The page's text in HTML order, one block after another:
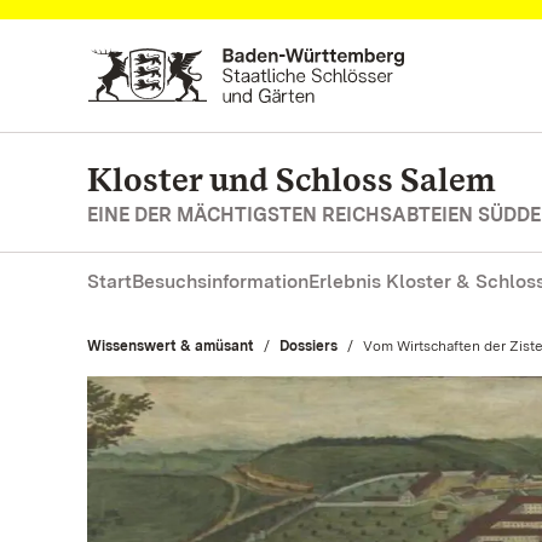
Zum Hauptinhalt springen
Kloster und Schloss Salem
EINE DER MÄCHTIGSTEN REICHSABTEIEN
StartBesuchsinformationErlebnis Kloster &
Wissenswert & amüsant Dossiers Aktuell:
Vom Wirtschaften der